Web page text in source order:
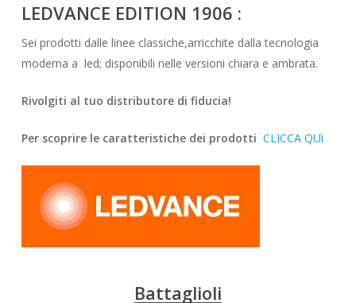
LEDVANCE EDITION 1906 :
Sei prodotti dalle linee classiche,arricchite dalla tecnologia
moderna a led; disponibili nelle versioni chiara e ambrata.
Rivolgiti al tuo distributore di fiducia!
Per scoprire le caratteristiche dei prodotti CLICCA QUì
Battaglioli